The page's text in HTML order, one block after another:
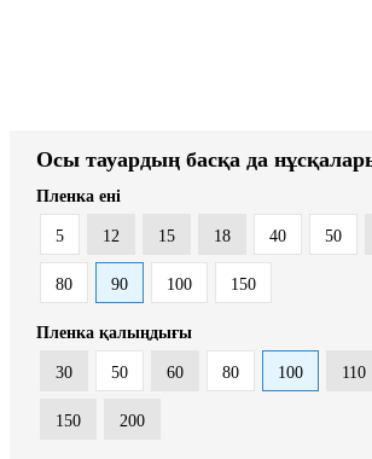
Осы тауардың басқа да
Пленка ені
5 12 15 18 40 50
80 90 100 150
Пленка қалыңдығы
30 50 60 80 100 110
150 200